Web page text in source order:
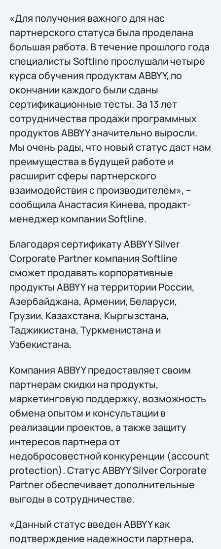
«Для получения важного для нас
партнерского статуса была проделана
большая работа. В течение прошлого года
специалисты Softline прослушали четыре
курса обучения продуктам ABBYY, по
окончании каждого были сданы
сертификационные тесты. За 13 лет
сотрудничества продажи программных
продуктов ABBYY значительно выросли.
Мы очень рады, что новый статус даст нам
преимущества в будущей работе и
расширит сферы партнерского
взаимодействия с производителем», –
сообщила Анастасия Кинева, продакт-
менеджер компании Softline.
Благодаря сертификату ABBYY Silver
Corporate Partner компания Softline
сможет продавать корпоративные
продукты ABBYY на территории России,
Азербайджана, Армении, Беларуси,
Грузии, Казахстана, Кыргызстана,
Таджикистана, Туркменистана и
Узбекистана.
Компания ABBYY предоставляет своим
партнерам скидки на продукты,
маркетинговую поддержку, возможность
обмена опытом и консультации в
реализации проектов, а также защиту
интересов партнера от
недобросовестной конкуренции (account
protection). Статус ABBYY Silver Corporate
Partner обеспечивает дополнительные
выгоды в сотрудничестве.
«Данный статус введен ABBYY как
подтверждение надежности партнера,